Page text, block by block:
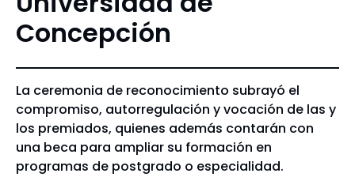
Concepción
La ceremonia de reconocimiento subrayó el
compromiso, autorregulación y vocación de las y
los premiados, quienes además contarán con
una beca para ampliar su formación en
programas de postgrado o especialidad.